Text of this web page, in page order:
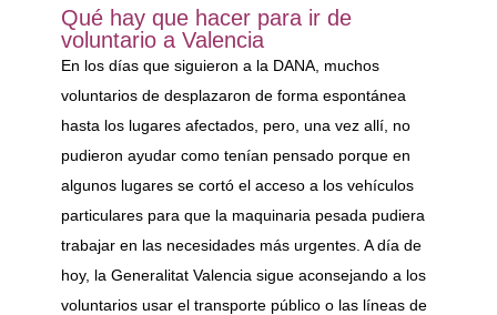
Qué hay que hacer para ir de
voluntario a Valencia
En los días que siguieron a la DANA, muchos
voluntarios de desplazaron de forma espontánea
hasta los lugares afectados, pero, una vez allí, no
pudieron ayudar como tenían pensado porque en
algunos lugares se cortó el acceso a los vehículos
particulares para que la maquinaria pesada pudiera
trabajar en las necesidades más urgentes. A día de
hoy, la Generalitat Valencia sigue aconsejando a los
voluntarios usar el transporte público o las líneas de